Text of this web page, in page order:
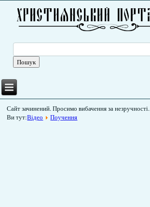
Сайт зачинений. Просимо вибачення за незручності.
Ви тут:Відео Поучення